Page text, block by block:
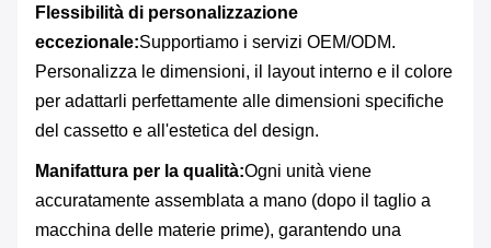
Flessibilità di personalizzazione
eccezionale:Supportiamo i servizi OEM/ODM.
Personalizza le dimensioni, il layout interno e il colore
per adattarli perfettamente alle dimensioni specifiche
del cassetto e all'estetica del design.
Manifattura per la qualità:Ogni unità viene
accuratamente assemblata a mano (dopo il taglio a
macchina delle materie prime), garantendo una